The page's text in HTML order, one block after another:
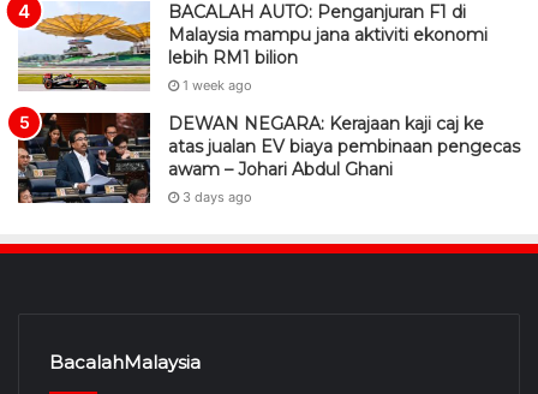
BACALAH AUTO: Penganjuran F1 di
Malaysia mampu jana aktiviti ekonomi
lebih RM1 bilion
1 week ago
DEWAN NEGARA: Kerajaan kaji caj ke
atas jualan EV biaya pembinaan pengecas
awam – Johari Abdul Ghani
3 days ago
BacalahMalaysia